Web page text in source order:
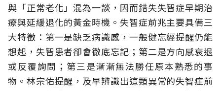
與「正常老化」混為一談，因而錯失失智症早期治
療與延緩退化的黃金時機。失智症前兆主要具備三
大特徵：第一是缺乏病識感，一般健忘經提醒仍能
想起，失智患者卻會徹底忘記；第二是方向感衰退
或反覆詢問；第三是漸漸無法勝任原本熟悉的事
物。林宗佑提醒，及早辨識出這類異常的失智症前